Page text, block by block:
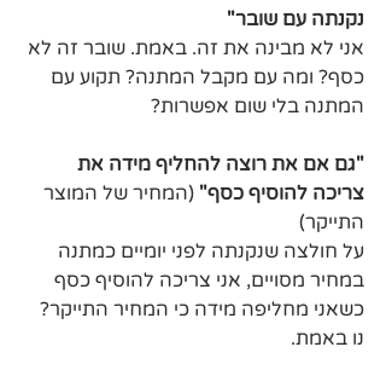
נקנתה עם שובר"
אני לא מבינה את זה. באמת. שובר זה לא
כסף? ומה עם מקבל המתנה? תקוע עם
המתנה בלי שום אפשרות?
"גם אם את רוצה להחליף מידה את
צריכה להוסיף כסף" (המחיר של המוצר
התייקר)
על חולצה שנקנתה לפני יומיים כמתנה
במחיר מסויים, אני צריכה להוסיף כסף
כשאני מחליפה מידה כי המחיר התייקר?
נו באמת.